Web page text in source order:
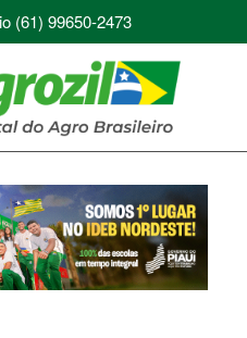
(61) 99650-2473